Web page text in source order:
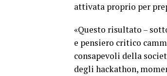
attivata proprio per
«Questo risultato –
e pensiero critico
consapevoli della
degli hackathon,